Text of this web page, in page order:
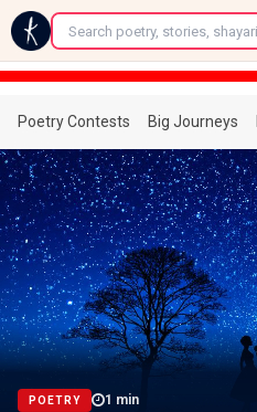
←
Poetry Contests Big Journeys
POETRY 1 min